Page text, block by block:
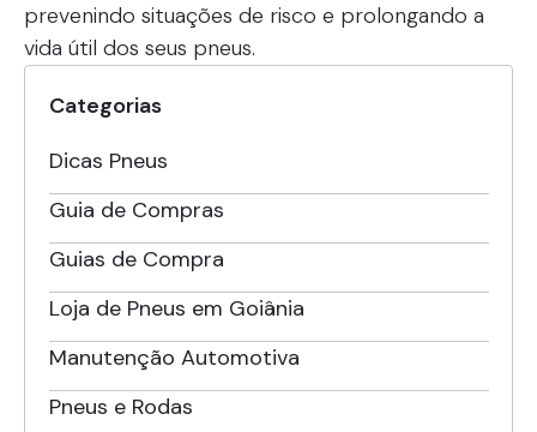
Categorias
Dicas Pneus
Guia de Compras
Guias de Compra
Loja de Pneus em Goiânia
Manutenção Automotiva
Pneus e Rodas
prevenindo situações de risco e prolongando a
vida útil dos seus pneus.